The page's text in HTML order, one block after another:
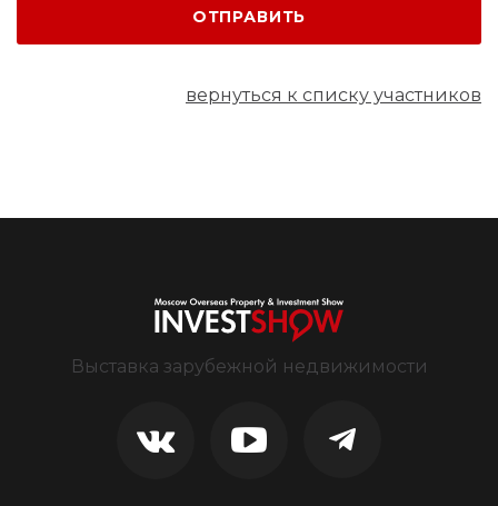
ОТПРАВИТЬ
вернуться к списку участников
Выставка зарубежной недвижимости